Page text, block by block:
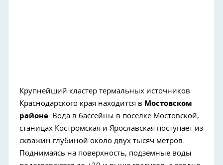
Крупнейший кластер термальных источников
Краснодарского края находится в Мостовском
районе. Вода в бассейны в поселке Мостовской,
станицах Костромская и Ярославская поступает из
скважин глубиной около двух тысяч метров.
Поднимаясь на поверхность, подземные воды